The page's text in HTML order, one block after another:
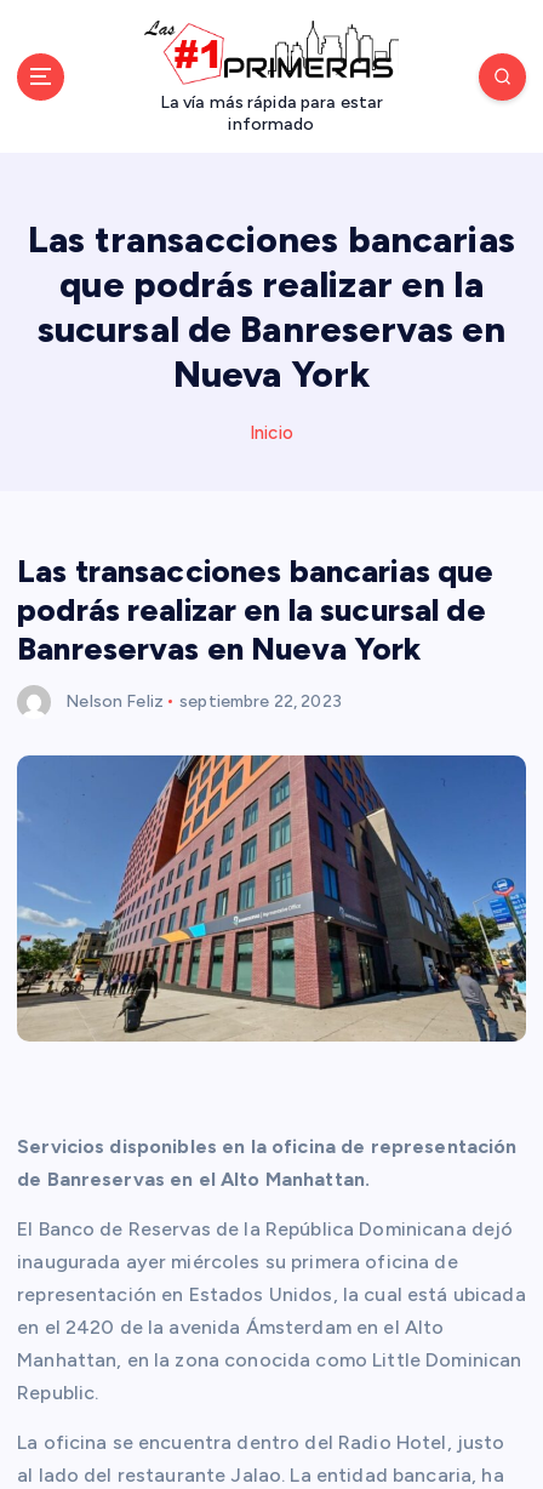
La vía más rápida para estar
informado
Las transacciones bancarias
que podrás realizar en la
sucursal de Banreservas en
Nueva York
Inicio
Las transacciones bancarias que
podrás realizar en la sucursal de
Banreservas en Nueva York
Nelson Feliz septiembre 22, 2023
Servicios disponibles en la oficina de representación
de Banreservas en el Alto Manhattan.
El Banco de Reservas de la República Dominicana dejó
inaugurada ayer miércoles su primera oficina de
representación en Estados Unidos, la cual está ubicada
en el 2420 de la avenida Ámsterdam en el Alto
Manhattan, en la zona conocida como Little Dominican
Republic.
La oficina se encuentra dentro del Radio Hotel, justo
al lado del restaurante Jalao. La entidad bancaria, ha